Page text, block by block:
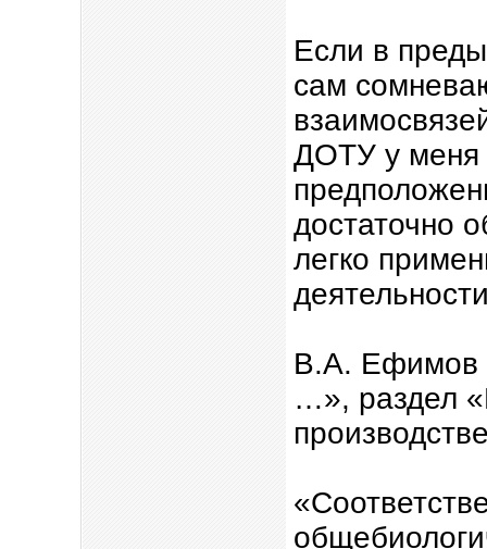
Если в
сам
ДОТУ у меня
достаточно
легко
В.А. Ефимов
…», раздел